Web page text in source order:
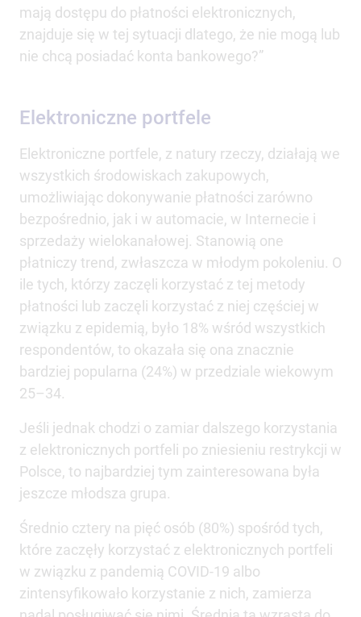
mają dostępu do płatności elektronicznych,
znajduje się w tej sytuacji dlatego, że nie mogą lub
nie chcą posiadać konta bankowego?”
Elektroniczne portfele
Elektroniczne portfele, z natury rzeczy, działają we
wszystkich środowiskach zakupowych,
umożliwiając dokonywanie płatności zarówno
bezpośrednio, jak i w automacie, w Internecie i
sprzedaży wielokanałowej. Stanowią one
płatniczy trend, zwłaszcza w młodym pokoleniu. O
ile tych, którzy zaczęli korzystać z tej metody
płatności lub zaczęli korzystać z niej częściej w
związku z epidemią, było 18% wśród wszystkich
respondentów, to okazała się ona znacznie
bardziej popularna (24%) w przedziale wiekowym
25–34.
Jeśli jednak chodzi o zamiar dalszego korzystania
z elektronicznych portfeli po zniesieniu restrykcji w
Polsce, to najbardziej tym zainteresowana była
jeszcze młodsza grupa.
Średnio cztery na pięć osób (80%) spośród tych,
które zaczęły korzystać z elektronicznych portfeli
w związku z pandemią COVID-19 albo
zintensyfikowało korzystanie z nich, zamierza